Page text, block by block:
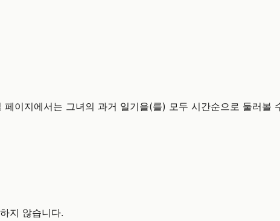
이지에서는 그녀의 과거 일기을(를) 모두 시간순으로 둘러볼
지 않습니다.